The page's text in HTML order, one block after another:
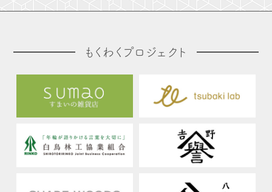
もくわくプロジェクト